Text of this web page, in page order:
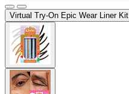
Virtual Try-On Epic Wear Liner Kit